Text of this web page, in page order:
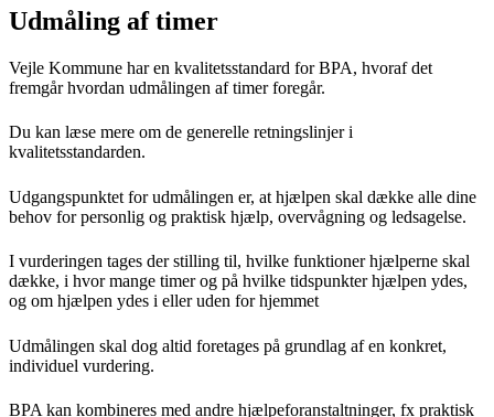
Udmåling af timer
Vejle Kommune har en kvalitetsstandard for BPA, hvoraf det
fremgår hvordan udmålingen af timer foregår.
Du kan læse mere om de generelle retningslinjer i
kvalitetsstandarden.
Udgangspunktet for udmålingen er, at hjælpen skal dække alle dine
behov for personlig og praktisk hjælp, overvågning og ledsagelse.
I vurderingen tages der stilling til, hvilke funktioner hjælperne skal
dække, i hvor mange timer og på hvilke tidspunkter hjælpen ydes,
og om hjælpen ydes i eller uden for hjemmet
Udmålingen skal dog altid foretages på grundlag af en konkret,
individuel vurdering.
BPA kan kombineres med andre hjælpeforanstaltninger, fx praktisk